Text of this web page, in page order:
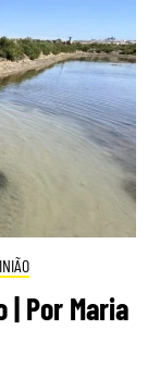
| Por Maria